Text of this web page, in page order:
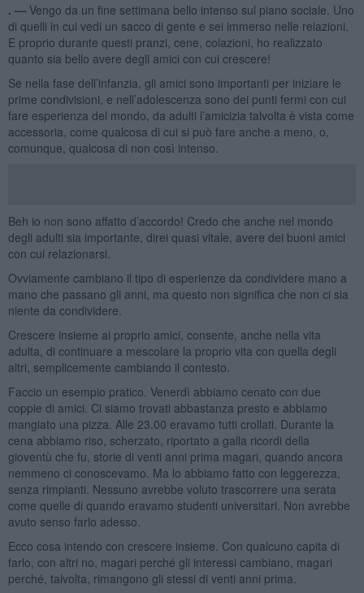
. — Vengo da un fine settimana bello intenso sul piano sociale. Uno
di quelli in cui vedi un sacco di gente e sei immerso nelle relazioni.
E proprio durante questi pranzi, cene, colazioni, ho realizzato
quanto sia bello avere degli amici con cui crescere!
Se nella fase dell’infanzia, gli amici sono importanti per iniziare le
prime condivisioni, e nell’adolescenza sono dei punti fermi con cui
fare esperienza del mondo, da adulti l’amicizia talvolta è vista come
accessoria, come qualcosa di cui si può fare anche a meno, o,
comunque, qualcosa di non così intenso.
Beh io non sono affatto d’accordo! Credo che anche nel mondo
degli adulti sia importante, direi quasi vitale, avere dei buoni amici
con cui relazionarsi.
Ovviamente cambiano il tipo di esperienze da condividere mano a
mano che passano gli anni, ma questo non significa che non ci sia
niente da condividere.
Crescere insieme ai proprio amici, consente, anche nella vita
adulta, di continuare a mescolare la proprio vita con quella degli
altri, semplicemente cambiando il contesto.
Faccio un esempio pratico. Venerdì abbiamo cenato con due
coppie di amici. Ci siamo trovati abbastanza presto e abbiamo
mangiato una pizza. Alle 23.00 eravamo tutti crollati. Durante la
cena abbiamo riso, scherzato, riportato a galla ricordi della
gioventù che fu, storie di venti anni prima magari, quando ancora
nemmeno ci conoscevamo. Ma lo abbiamo fatto con leggerezza,
senza rimpianti. Nessuno avrebbe voluto trascorrere una serata
come quelle di quando eravamo studenti universitari. Non avrebbe
avuto senso farlo adesso.
Ecco cosa intendo con crescere insieme. Con qualcuno capita di
farlo, con altri no, magari perché gli interessi cambiano, magari
perché, talvolta, rimangono gli stessi di venti anni prima.